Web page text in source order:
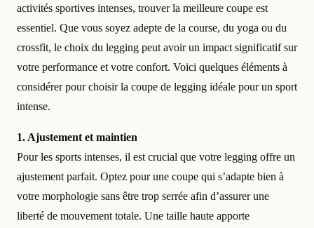
activités sportives intenses, trouver la meilleure coupe est
essentiel. Que vous soyez adepte de la course, du yoga ou du
crossfit, le choix du legging peut avoir un impact significatif sur
votre performance et votre confort. Voici quelques éléments à
considérer pour choisir la coupe de legging idéale pour un sport
intense.
1. Ajustement et maintien
Pour les sports intenses, il est crucial que votre legging offre un
ajustement parfait. Optez pour une coupe qui s’adapte bien à
votre morphologie sans être trop serrée afin d’assurer une
liberté de mouvement totale. Une taille haute apporte